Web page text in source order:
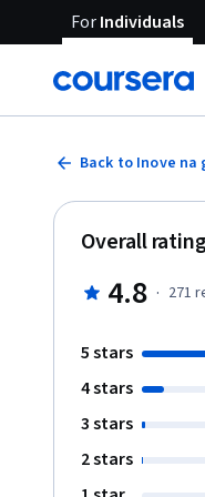
ForIndividuals
Back to Inove na
Overall
4.8 · 271
5 stars
4 stars
3 stars
2 stars